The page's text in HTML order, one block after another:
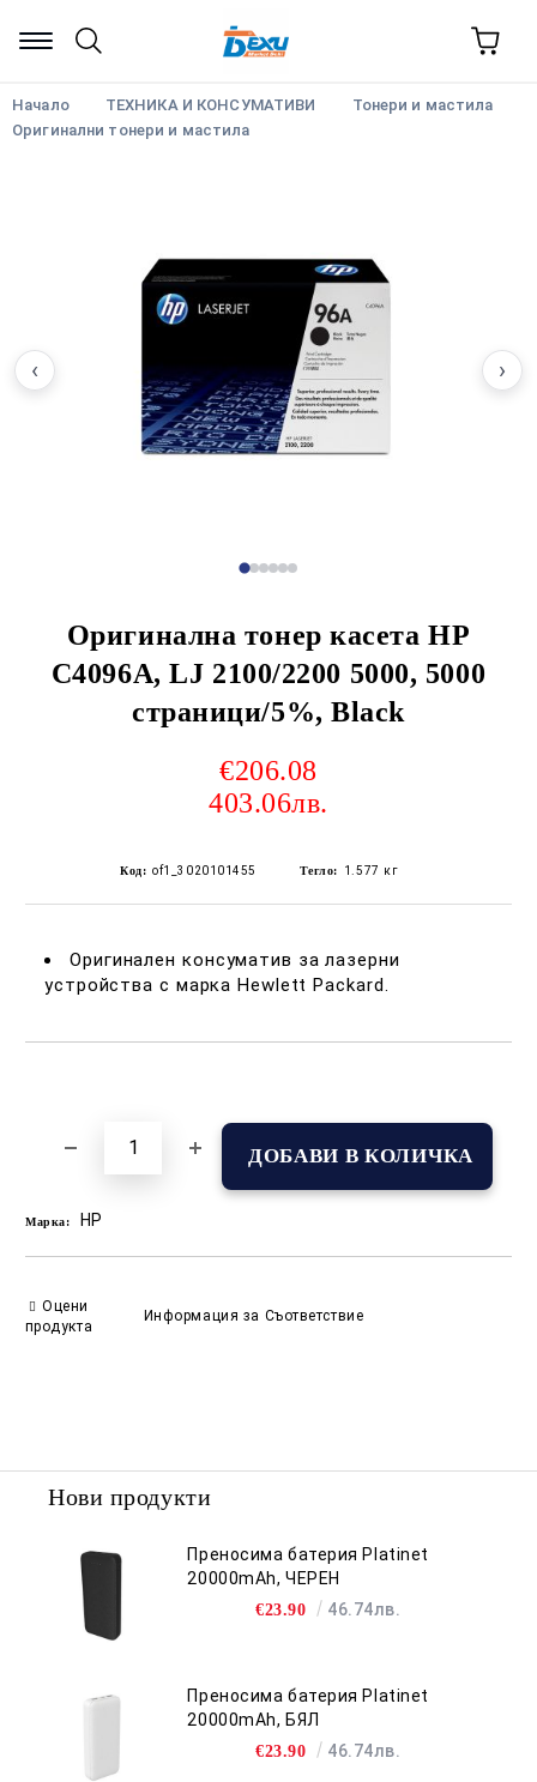
Начало ТЕХНИКА И КОНСУМАТИВИ
Тонери и мастила
Оригинални тонери и мастила
Оригинална тонер касета HP
C4096A, LJ 2100/2200 5000, 5000
страници/5%, Black
€206.08
403.06лв.
Код: of1_3020101455 Тегло: 1.577 кг
Оригинален консуматив за лазерни
устройства с марка Hewlett Packard.
Марка: HP
‹ ›
Оцени
продукта
Информация за Съответствие
Нови продукти
Преносима батерия Platinet
20000mAh, ЧЕРЕН
€23.90 46.74лв.
Преносима батерия Platinet
20000mAh, БЯЛ
€23.90 46.74лв.